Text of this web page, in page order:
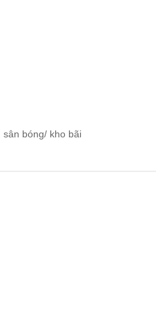
sân bóng/ kho bãi